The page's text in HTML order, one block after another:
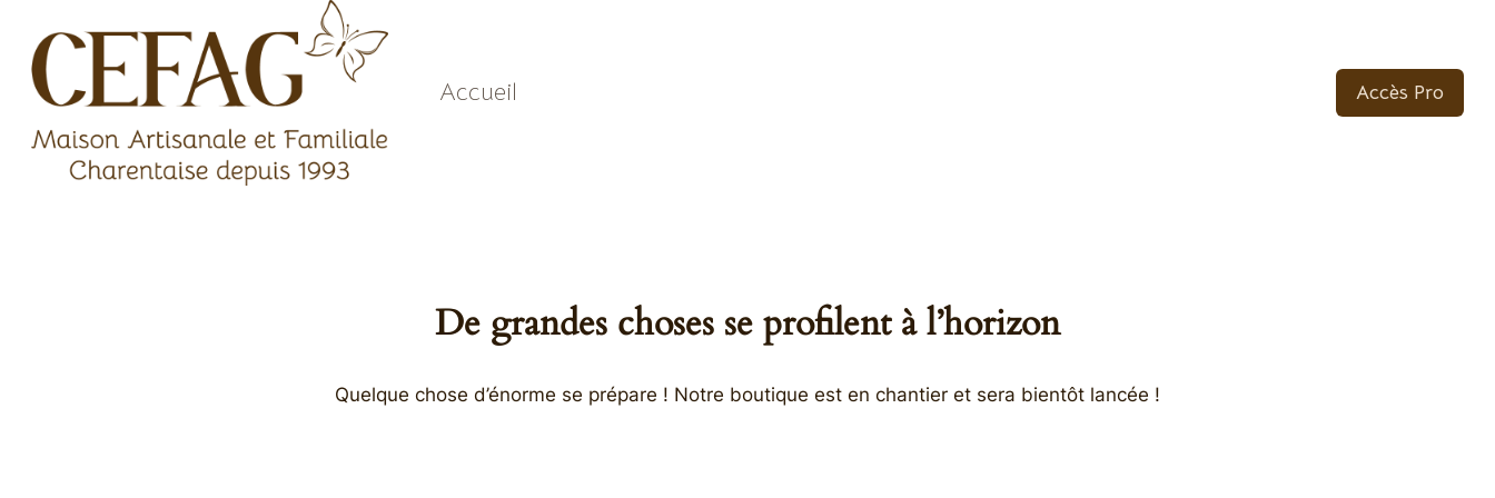
contenu
Accueil Accès Pro
De grandes choses se profilent à l’horizon
Quelque chose d’énorme se prépare ! Notre boutique est en chantier et sera bientôt lancée !